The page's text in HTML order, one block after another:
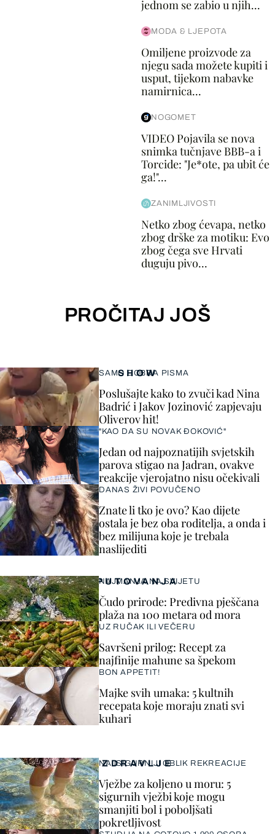
jednom se zabio u njih...
MODA & LJEPOTA
Omiljene proizvode za
njegu sada možete kupiti i
usput, tijekom nabavke
namirnica...
NOGOMET
VIDEO Pojavila se nova
snimka tučnjave BBB-a i
Torcide: "Je*ote, pa ubit će
ga!"...
ZANIMLJIVOSTI
Netko zbog ćevapa, netko
zbog drške za motiku: Evo
zbog čega sve Hrvati
duguju pivo...
PROČITAJ JOŠ
SHOW
SAMO DOBRA PISMA
Poslušajte kako to zvuči kad Nina
Badrić i Jakov Jozinović zapjevaju
Oliverov hit!
"KAO DA SU NOVAK ĐOKOVIĆ"
Jedan od najpoznatijih svjetskih
parova stigao na Jadran, ovakve
reakcije vjerojatno nisu očekivali
DANAS ŽIVI POVUČENO
Znate li tko je ovo? Kao dijete
ostala je bez oba roditelja, a onda i
bez milijuna koje je trebala
naslijediti
ZDRAVLJE
NAJSIGURNIJI OBLIK REKREACIJE
Vježbe za koljeno u moru: 5
sigurnih vježbi koje mogu
smanjiti bol i poboljšati
pokretljivost
PUTOVANJA
NAJMANJA NA SVIJETU
Čudo prirode: Predivna pješčana
plaža na 100 metara od mora
UZ RUČAK ILI VEČERU
Savršeni prilog: Recept za
najfinije mahune sa špekom
BON APPETIT!
Majke svih umaka: 5 kultnih
recepata koje moraju znati svi
kuhari